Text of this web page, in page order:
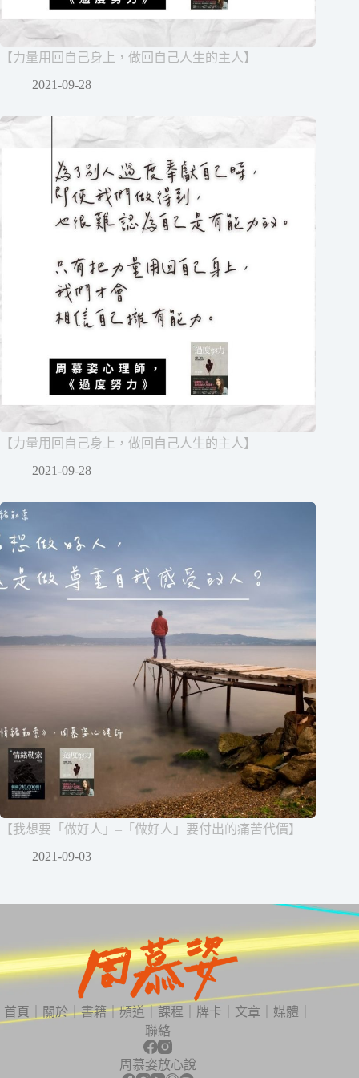
【力量用回自己身上，做回自己人生的主人】
2021-09-28
【力量用回自己身上，做回自己人生的主人】
2021-09-28
【我想要「做好人」–「做好人」要付出的痛苦代價】
2021-09-03
首頁 關於｜書籍｜頻道｜課程 牌卡 文章 ｜媒體
聯絡
周慕姿放心說